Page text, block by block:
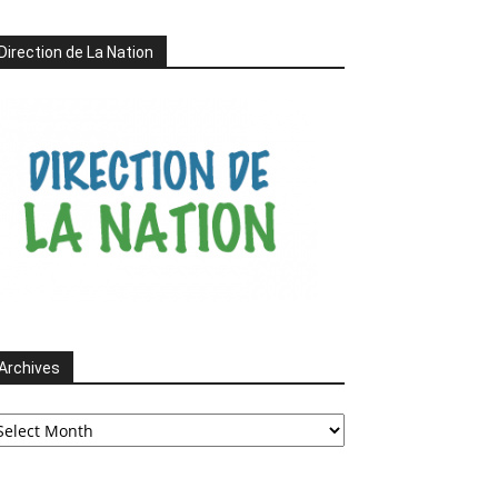
de La Nation